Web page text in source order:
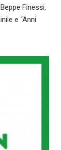
Finessi,
e “Anni